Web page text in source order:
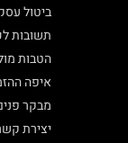
ביטול
תשובות
הטבות
איפה
מבקר
יצירת